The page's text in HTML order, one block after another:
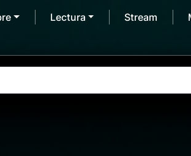
Lectura Stream